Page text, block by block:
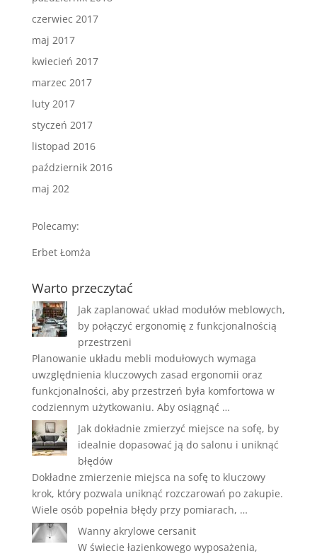
czerwiec 2017
maj 2017
kwiecień 2017
marzec 2017
luty 2017
styczeń 2017
listopad 2016
październik 2016
maj 202
Polecamy:
Erbet Łomża
Warto przeczytać
Jak zaplanować układ modułów meblowych,
by połączyć ergonomię z funkcjonalnością
przestrzeni
Planowanie układu mebli modułowych wymaga
uwzględnienia kluczowych zasad ergonomii oraz
funkcjonalności, aby przestrzeń była komfortowa w
codziennym użytkowaniu. Aby osiągnąć …
Jak dokładnie zmierzyć miejsce na sofę, by
idealnie dopasować ją do salonu i uniknąć
błędów
Dokładne zmierzenie miejsca na sofę to kluczowy
krok, który pozwala uniknąć rozczarowań po zakupie.
Wiele osób popełnia błędy przy pomiarach, …
Wanny akrylowe cersanit
W świecie łazienkowego wyposażenia,